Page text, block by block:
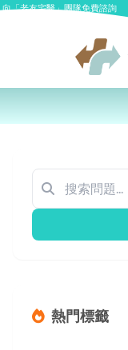
向「老友宅醫」團隊免費諮詢
熱門標籤